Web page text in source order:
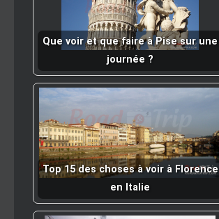
Que voir et que faire à Pise sur une
journée ?
Top 15 des choses à voir à Florence
en Italie